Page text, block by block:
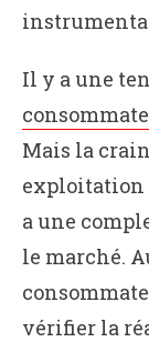
Il y a une
Mais la
exploitation
a une
le marché.
vérifier la